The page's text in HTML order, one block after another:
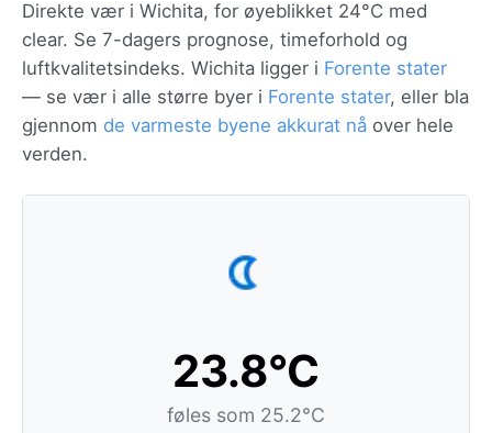
Direkte vær i Wichita, for øyeblikket 24°C med
clear. Se 7-dagers prognose, timeforhold og
luftkvalitetsindeks. Wichita ligger i Forente stater
— se vær i alle større byer i Forente stater, eller bla
gjennom de varmeste byene akkurat nå over hele
verden.
23.8°C
føles som 25.2°C